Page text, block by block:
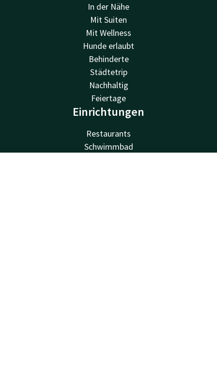
In der Nähe
Mit Suiten
Mit Wellness
Hunde erlaubt
Behinderte
Städtetrip
Nachhaltig
Feiertage
Einrichtungen
Restaurants
Schwimmbad